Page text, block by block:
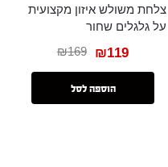
צלחת משולש איזון מקצועית
על גלגלים שחור
₪169 ₪119
הוספה לסל